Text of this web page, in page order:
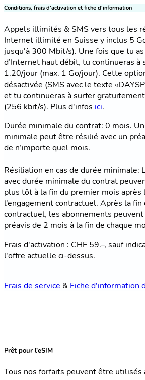
Conditions, frais d'activation et fiche d'information
Appels illimités & SMS vers tous les
Internet illimité en Suisse y inclus 5
jusqu'à 300 Mbit/s). Une fois que tu
d’Internet haut débit, tu continueras à
1.20/jour (max. 1 Go/jour). Cette
désactivée (SMS avec le texte
et tu continueras à surfer
(256 kbit/s). Plus d'infos ici.
Durée minimale du contrat: 0 mois.
minimale peut être résilié avec un
de n’importe quel mois.
Résiliation en cas de durée minimale:
avec durée minimale du contrat
plus tôt à la fin du premier mois après
l’engagement contractuel. Après la fin
contractuel, les abonnements
préavis de 2 mois à la fin de chaque
Frais d'activation : CHF 59.–, sauf
l'offre actuelle ci-dessus.
Frais de service &Fiche d'information
Prêt pour l'eSIM
Tous nos forfaits peuvent être utilisés